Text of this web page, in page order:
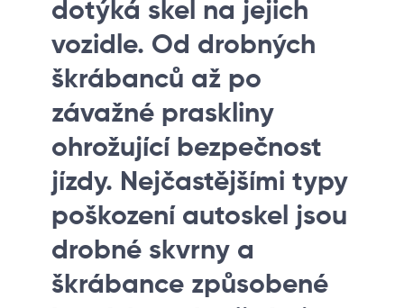
dotýká skel na jejich
vozidle. Od drobných
škrábanců až po
závažné praskliny
ohrožující bezpečnost
jízdy. Nejčastějšími typy
poškození autoskel jsou
drobné skvrny a
škrábance způsobené